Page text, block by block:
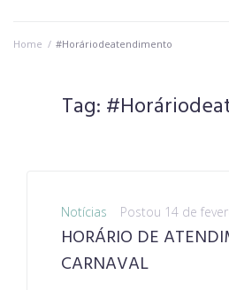
Home / #Horáriodeatendimento
Tag:
Notícias Postou 14 de
HORÁRIO DE
CARNAVAL